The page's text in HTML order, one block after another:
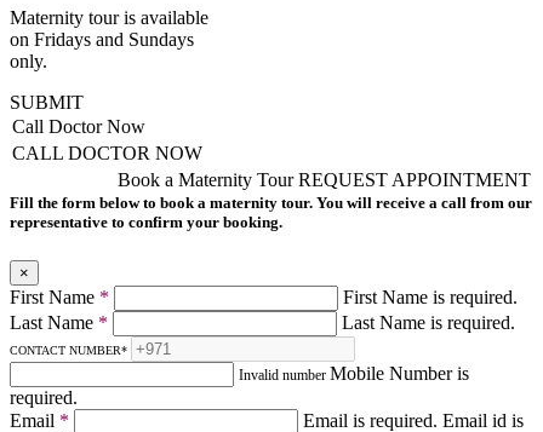
Maternity tour is available
on Fridays and Sundays
only.
SUBMIT
Call Doctor Now
CALL DOCTOR NOW
REQUEST APPOINTMENT
Book a Maternity Tour
Fill the form below to book a maternity tour. You will receive a call from our
representative to confirm your booking.
×
First Name *
First Name is required.
Last Name * Last Name is required.
CONTACT NUMBER*
Invalid number Mobile Number is
required.
Email * Email is required. Email id is